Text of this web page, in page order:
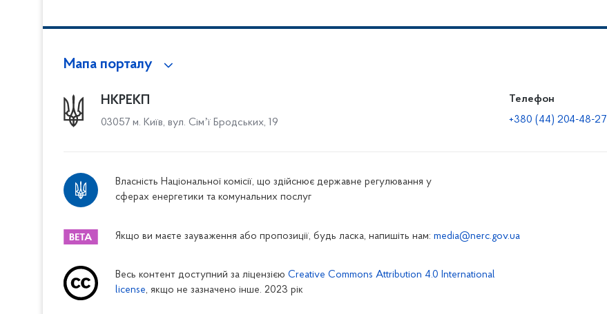
Мапа порталу
НКРЕКП
03057 м. Київ, вул. Сімʼї Бродських, 19
Телефон
+380 (44) 204-48-27
Власність Національної комісії, що здійснює державне регулювання у
сферах енергетики та комунальних послуг
Якщо ви маєте зауваження або пропозиції, будь ласка, напишіть нам: media@nerc.gov.ua
Весь контент доступний за ліцензією Creative Commons Attribution 4.0 International
license, якщо не зазначено інше. 2023 рік